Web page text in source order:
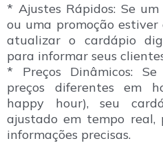
* Ajustes Rápidos: Se
ou uma promoção
atualizar o cardápio
para informar seus
* Preços Dinâmicos:
preços diferentes em
happy hour), seu
ajustado em tempo real,
informações precisas.